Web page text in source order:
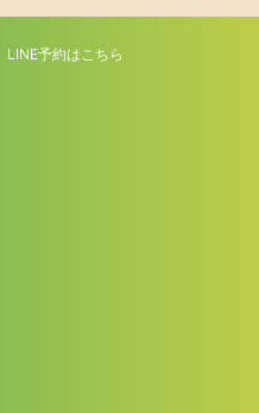
LINE予約はこちら